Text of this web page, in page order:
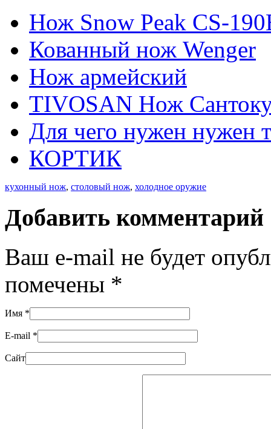
Нож Snow Peak CS-
Кованный нож Wenger
Нож армейский
TIVOSAN Нож
Для чего нужен нужен
КОРТИК
кухонный нож, столовый нож, холодное оружие
Добавить комментарий
Ваш e-mail не будет
помечены *
Имя *
E-mail *
Сайт